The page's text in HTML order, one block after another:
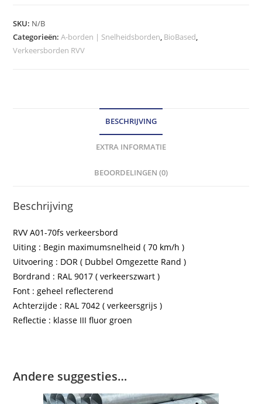
model
A01-
70fs
SKU: N/B
Categorieën:A-borden | Snelheidsborden, BioBased,
Verkeersborden RVV
BESCHRIJVING
EXTRA INFORMATIE
BEOORDELINGEN (0)
Beschrijving
RVV A01-70fs verkeersbord
Uiting : Begin maximumsnelheid ( 70 km/h )
Uitvoering : DOR ( Dubbel Omgezette Rand )
Bordrand : RAL 9017 ( verkeerszwart )
Font : geheel reflecterend
Achterzijde : RAL 7042 ( verkeersgrijs )
Reflectie : klasse III fluor groen
Andere suggesties…